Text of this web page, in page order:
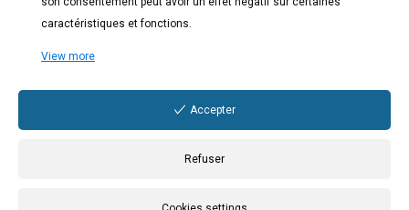
Experiens 360 est un nom commercial appartenant à Experiens
caractéristiques et fonctions.
View more
Accepter
Refuser